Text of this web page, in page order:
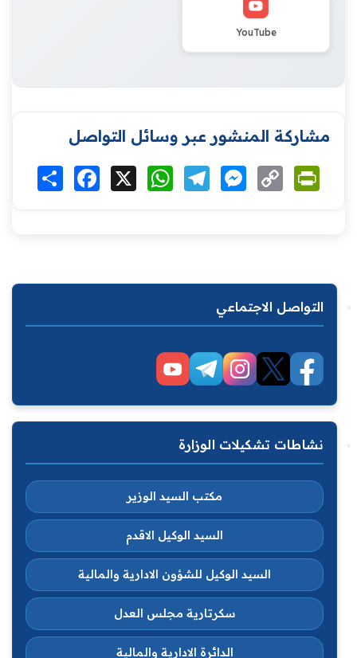
YouTube
مشاركة المنشور عبر وسائل التواصل
انشر Facebook WhatsAppTelegramMessenger
Copy
Link
التواصل الاجتماعي
نشاطات تشكيلات الوزارة
مكتب السيد الوزير
السيد الوكيل الاقدم
السيد الوكيل للشؤون الادارية والمالية
سكرتارية مجلس العدل
الدائرة الادارية والمالية